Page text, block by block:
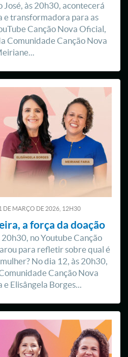
José, às 20h30, acontecerá
e transformadora para as
Canção Nova Oficial,
Comunidade Canção Nova
DEMARÇO DE2026, 12H30
a força da doação
no Youtube Canção
para refletir sobre qual é
No dia 12, às 20h30,
Canção Nova
Elisângela Borges...